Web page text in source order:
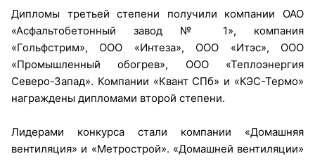
Дипломы третьей степени получили компании ОАО
«Асфальтобетонный завод № 1», компания
«Гольфстрим», ООО «Интеза», ООО «Итэс», ООО
«Промышленный обогрев», ООО «Теплоэнергия
Северо-Запад». Компании «Квант СПб» и «КЭС-Термо»
награждены дипломами второй степени.
Лидерами конкурса стали компании «Домашняя
вентиляция» и «Метрострой». «Домашней вентиляции»